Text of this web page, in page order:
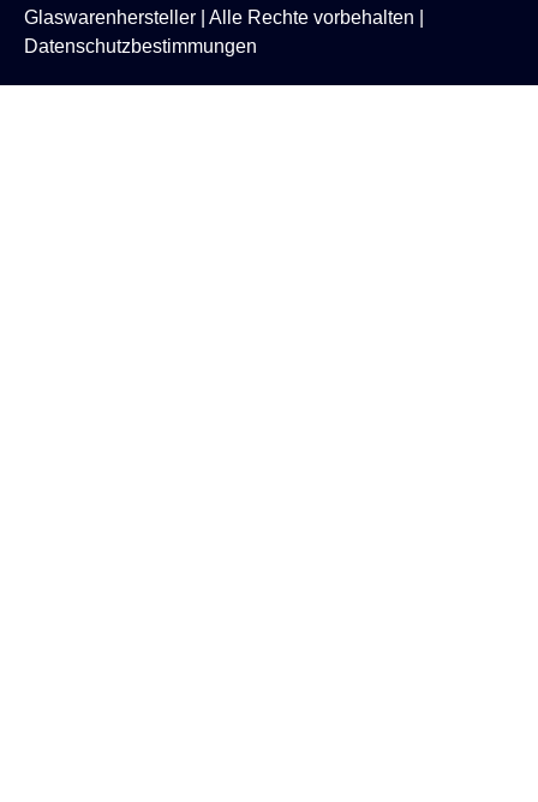
Glaswarenhersteller
| Alle Rechte vorbehalten |
Datenschutzbestimmungen